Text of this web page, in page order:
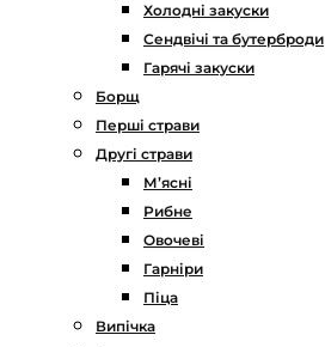
Холодні закуски
Сендвічі та бутерброди
Гарячі закуски
Борщ
Перші страви
Другі страви
М’ясні
Рибне
Овочеві
Гарніри
Піца
Випічка